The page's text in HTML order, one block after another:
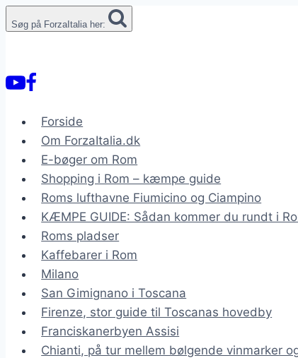
til
Søg på ForzaItalia her:
Forside
Om ForzaItalia.dk
E-bøger om Rom
Shopping i Rom – kæmpe guide
Roms lufthavne Fiumicino og Ciampino
KÆMPE GUIDE: Sådan kommer du rundt i
Roms pladser
Kaffebarer i Rom
Milano
San Gimignano i Toscana
Firenze, stor guide til Toscanas hovedby
Franciskanerbyen Assisi
Chianti, på tur mellem bølgende vinmarker